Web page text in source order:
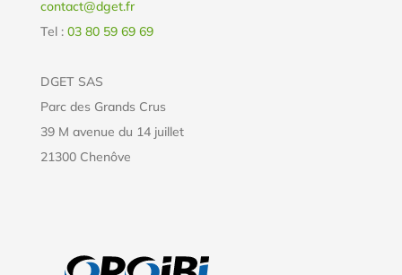
contact@dget.fr
Tel : 03 80 59 69 69
DGET SAS
Parc des Grands Crus
39 M avenue du 14 juillet
21300 Chenôve